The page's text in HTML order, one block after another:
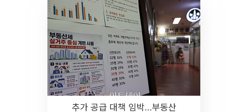
추가 공급 대책 임박…부동산